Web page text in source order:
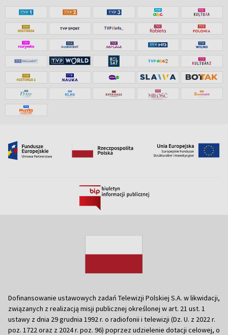
Dofinansowanie ustawowych zadań Telewizji Polskiej S.A. w likwidacji,
związanych z realizacją misji publicznej określonej w art. 21 ust. 1
ustawy z dnia 29 grudnia 1992 r. o radiofonii i telewizji (Dz. U. z 2022 r.
poz. 1722 oraz z 2024 r. poz. 96) poprzez udzielenie dotacji celowej, o